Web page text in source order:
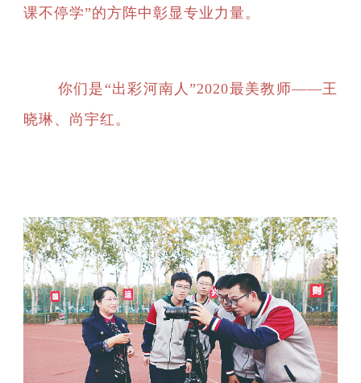
课不停学”的方阵中彰显专业力量。
你们是“出彩河南人”2020最美教师——王
晓琳、尚宇红。